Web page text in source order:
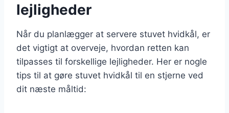
lejligheder
Når du planlægger at servere stuvet hvidkål, er
det vigtigt at overveje, hvordan retten kan
tilpasses til forskellige lejligheder. Her er nogle
tips til at gøre stuvet hvidkål til en stjerne ved
dit næste måltid: